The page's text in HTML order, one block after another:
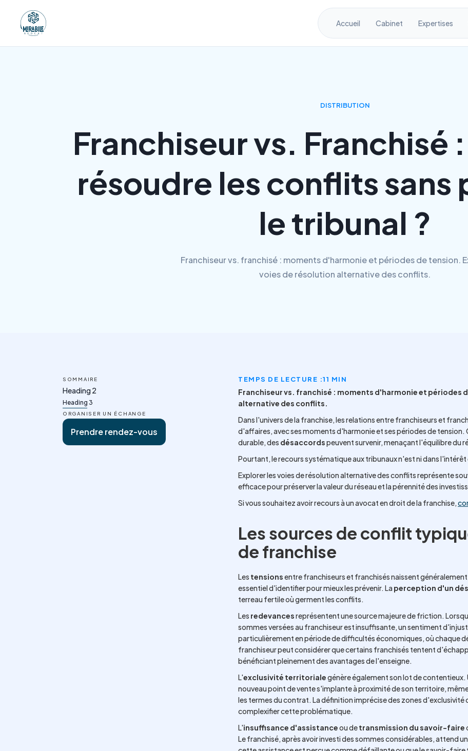
Accueil Cabinet Expertises
DISTRIBUTION
Franchiseur vs. Franchisé
résoudre les conflits sans
le tribunal ?
Franchiseur vs. franchisé : moments d'harmonie et périodes de tension.
voies de résolution alternative des conflits.
SOMMAIRE
Heading 2
Heading 3
ORGANISER UN ÉCHANGE
Prendre rendez-vous
TEMPS DE LECTURE :11 MIN
Franchiseur vs. franchisé : moments d'harmonie et périodes
alternative des conflits.
Dans l'univers de la franchise, les relations entre franchiseurs et
d'affaires, avec ses moments d'harmonie et ses périodes de
durable, des désaccordspeuvent survenir, menaçant l'équilibre du
Pourtant, le recours systématique aux tribunaux n'est ni dans
Explorer les voies de résolution alternative des conflits représente
efficace pour préserver la valeur du réseau et la pérennité des
Si vous souhaitez avoir recours à un avocat en droit de la franchise,
Les sources de conflit
de franchise
Les tensionsentre franchiseurs et franchisés naissent
essentiel d'identifier pour mieux les prévenir. La perception d'un
terreau fertile où germent les conflits.
Les redevancesreprésentent une source majeure de friction.
sommes versées au franchiseur est insuffisante, un sentiment
particulièrement en période de difficultés économiques, où chaque
franchiseur peut considérer que certains franchisés tentent
bénéficiant pleinement des avantages de l'enseigne.
L'exclusivité territorialegénère également son lot de
nouveau point de vente s'implante à proximité de son territoire,
les termes du contrat. La définition imprécise des zones
complexifier cette problématique.
L'insuffisance d'assistanceou detransmission du savoir-faire
Le franchisé, après avoir investi des sommes considérables, attend